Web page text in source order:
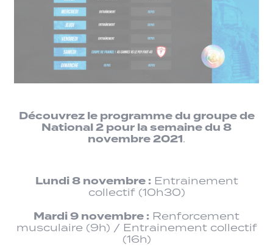
Découvrez le programme du groupe de
National 2 pour la semaine du 8
novembre 2021.
Lundi 8 novembre :Entrainement
collectif (10h30)
Mardi 9 novembre : Renforcement
musculaire (9h) / Entrainement collectif
(16h)